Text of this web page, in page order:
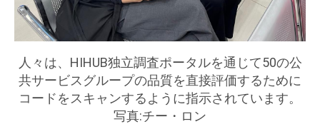
人々は、HIHUB独立調査ポータルを通じて50の公
共サービスグループの品質を直接評価するために
コードをスキャンするように指示されています。
写真:チー・ロン